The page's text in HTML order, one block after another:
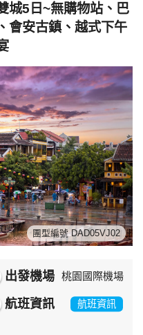
城5日~無購物站、巴
會安古鎮、越式下午
團型編號 DAD05VJ02
出發機場 桃園國際機場
航班資訊 航班資訊